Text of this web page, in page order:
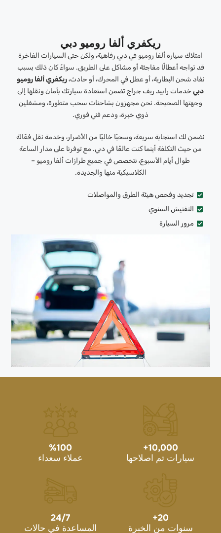
ريكفري ألفا روميو دبي
امتلاك سيارة ألفا روميو في دبي رفاهية، ولكن حتى السيارات الفاخرة
قد تواجه أعطالًا مفاجئة أو مشاكل على الطريق. سواءً كان ذلك بسبب
نفاد شحن البطارية، أو عطل في المحرك، أو حادث،ريكفري ألفا روميو
دبي خدمات رابيد ريف جراج تضمن استعادة سيارتك بأمان ونقلها إلى
وجهتها الصحيحة. نحن مجهزون بشاحنات سحب متطورة، ومشغلين
ذوي خبرة، ودعم فني فوري.
نضمن لك استجابة سريعة، وسحبًا خاليًا من الأضرار، وخدمة نقل فعّالة
من حيث التكلفة أينما كنت عالقًا في دبي. مع توفرنا على مدار الساعة
طوال أيام الأسبوع، نتخصص في جميع طرازات ألفا روميو –
الكلاسيكية منها والجديدة.
تجديد وفحص هيئة الطرق والمواصلات
التفتيش السنوي
مرور السيارة
10,000
+
سيارات تم اصلاحها
100
%
عملاء سعداء
20
+
سنوات من الخبرة
24/7
المساعدة في حالات